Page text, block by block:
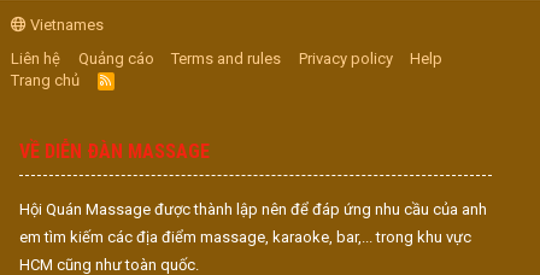
Vietnames
Liên hệ
Quảng cáo Terms and rules Privacy policy
Help
Trang chủ
R
S
VỀ DIỄN ĐÀN MASSAGE
Hội Quán Massage được thành lập nên để đáp ứng nhu cầu của anh
em tìm kiếm các địa điểm massage, karaoke, bar,... trong khu vực
HCM cũng như toàn quốc.